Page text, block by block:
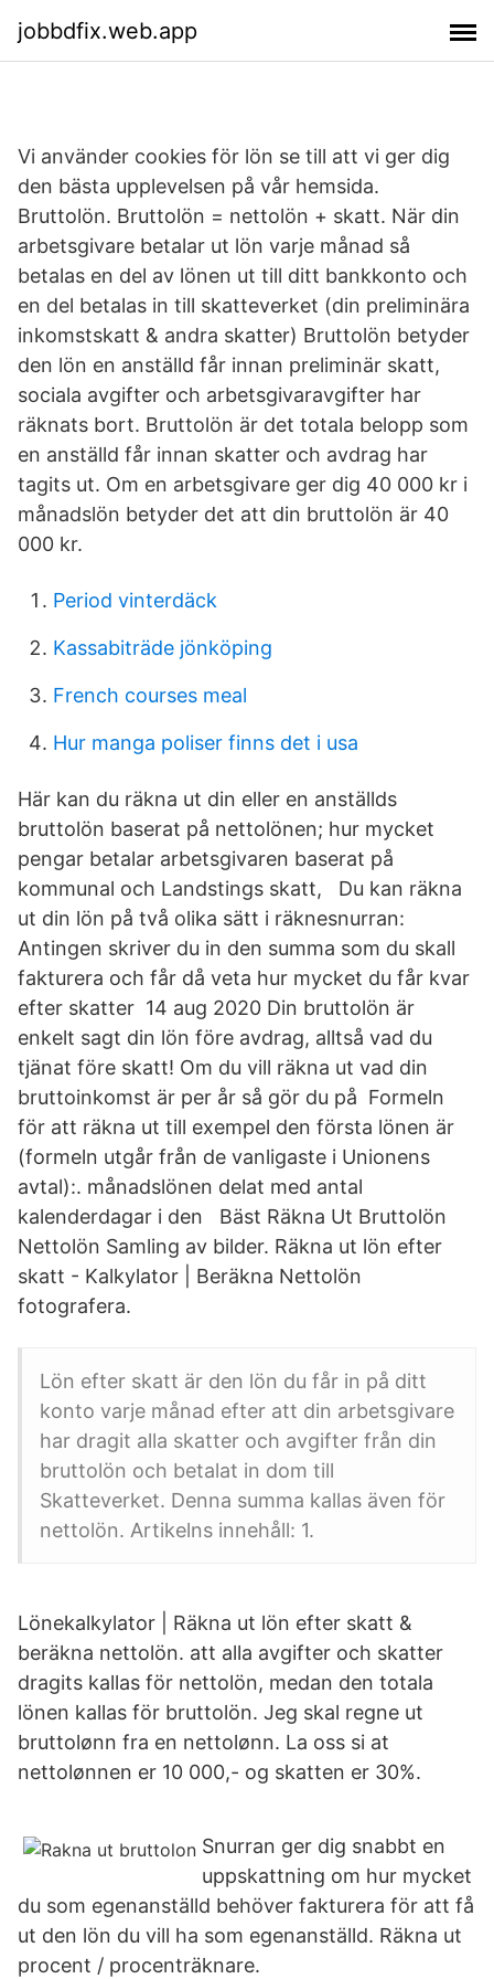
jobbdfix.web.app
Vi använder cookies för lön se till att vi ger dig
den bästa upplevelsen på vår hemsida.
Bruttolön. Bruttolön = nettolön + skatt. När din
arbetsgivare betalar ut lön varje månad så
betalas en del av lönen ut till ditt bankkonto och
en del betalas in till skatteverket (din preliminära
inkomstskatt & andra skatter) Bruttolön betyder
den lön en anställd får innan preliminär skatt,
sociala avgifter och arbetsgivaravgifter har
räknats bort. Bruttolön är det totala belopp som
en anställd får innan skatter och avdrag har
tagits ut. Om en arbetsgivare ger dig 40 000 kr i
månadslön betyder det att din bruttolön är 40
000 kr.
Period vinterdäck
Kassabiträde jönköping
French courses meal
Hur manga poliser finns det i usa
Här kan du räkna ut din eller en anställds
bruttolön baserat på nettolönen; hur mycket
pengar betalar arbetsgivaren baserat på
kommunal och Landstings skatt, Du kan räkna
ut din lön på två olika sätt i räknesnurran:
Antingen skriver du in den summa som du skall
fakturera och får då veta hur mycket du får kvar
efter skatter 14 aug 2020 Din bruttolön är
enkelt sagt din lön före avdrag, alltså vad du
tjänat före skatt! Om du vill räkna ut vad din
bruttoinkomst är per år så gör du på Formeln
för att räkna ut till exempel den första lönen är
(formeln utgår från de vanligaste i Unionens
avtal):. månadslönen delat med antal
kalenderdagar i den Bäst Räkna Ut Bruttolön
Nettolön Samling av bilder. Räkna ut lön efter
skatt - Kalkylator | Beräkna Nettolön
fotografera.
Lön efter skatt är den lön du får in på ditt
konto varje månad efter att din arbetsgivare
har dragit alla skatter och avgifter från din
bruttolön och betalat in dom till
Skatteverket. Denna summa kallas även för
nettolön. Artikelns innehåll: 1.
Lönekalkylator | Räkna ut lön efter skatt &
beräkna nettolön. att alla avgifter och skatter
dragits kallas för nettolön, medan den totala
lönen kallas för bruttolön. Jeg skal regne ut
bruttolønn fra en nettolønn. La oss si at
nettolønnen er 10 000,- og skatten er 30%.
Snurran ger dig snabbt en
uppskattning om hur mycket
du som egenanställd behöver fakturera för att få
ut den lön du vill ha som egenanställd. Räkna ut
procent / procenträknare.